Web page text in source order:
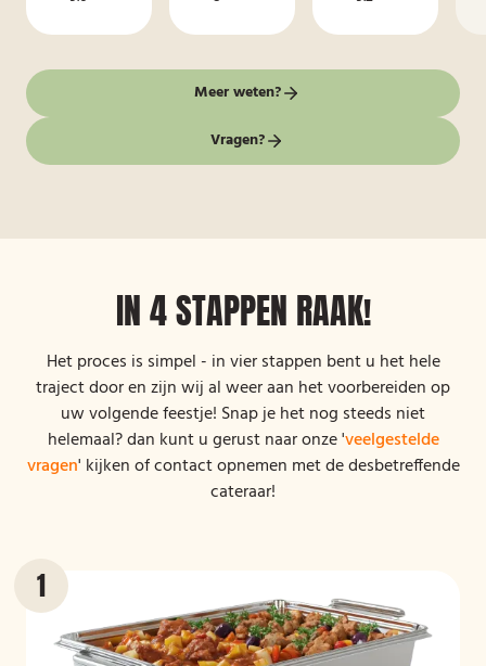
Meer weten?
Vragen?
IN 4 STAPPEN RAAK!
Het proces is simpel - in vier stappen bent u het hele
traject door en zijn wij al weer aan het voorbereiden op
uw volgende feestje! Snap je het nog steeds niet
helemaal? dan kunt u gerust naar onze 'veelgestelde
vragen' kijken of contact opnemen met de desbetreffende
cateraar!